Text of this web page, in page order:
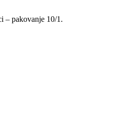
– pakovanje 10/1.